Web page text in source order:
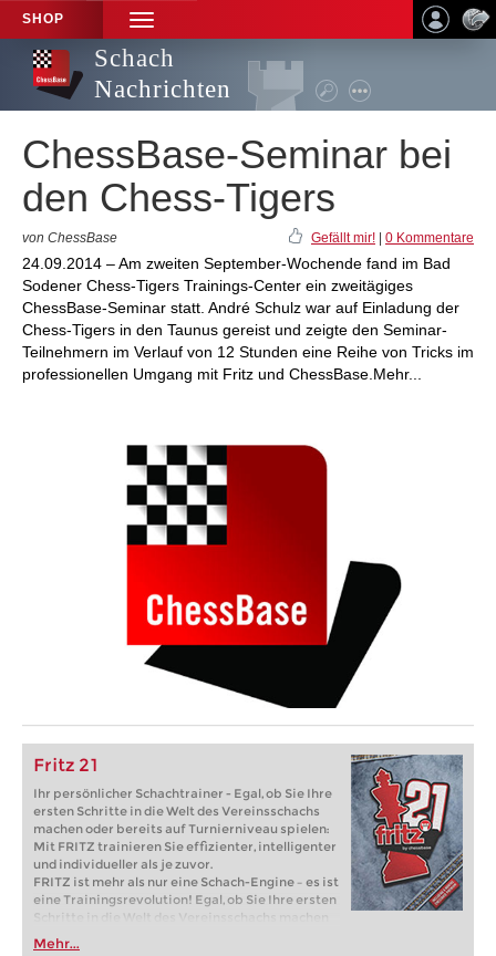
SHOP
TOGGLE
NAVIGATION
Schach
Nachrichten
ChessBase-Seminar bei
den Chess-Tigers
von ChessBase Gefällt mir! 0 Kommentare
24.09.2014 – Am zweiten September-Wochende fand im Bad
Sodener Chess-Tigers Trainings-Center ein zweitägiges
ChessBase-Seminar statt. André Schulz war auf Einladung der
Chess-Tigers in den Taunus gereist und zeigte den Seminar-
Teilnehmern im Verlauf von 12 Stunden eine Reihe von Tricks im
professionellen Umgang mit Fritz und ChessBase.Mehr...
Fritz 21
Ihr persönlicher Schachtrainer - Egal, ob Sie Ihre
ersten Schritte in die Welt des Vereinsschachs
machen oder bereits auf Turnierniveau spielen:
Mit FRITZ trainieren Sie effizienter, intelligenter
und individueller als je zuvor.
FRITZ ist mehr als nur eine Schach-Engine – es ist
eine Trainingsrevolution! Egal, ob Sie Ihre ersten
Schritte in die Welt des Vereinsschachs machen
oder bereits auf Turnierniveau spielen: Mit
FRITZ trainieren Sie effizienter, intelligenter und
Mehr...